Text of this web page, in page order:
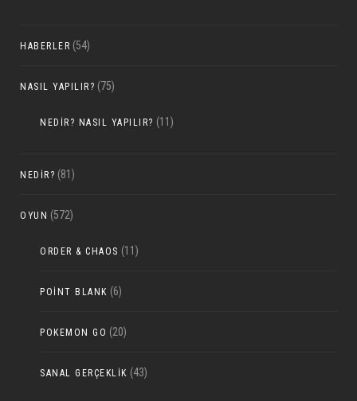
HABERLER (54)
NASIL YAPILIR? (75)
NEDIR? NASIL YAPILIR? (11)
NEDIR? (81)
OYUN (572)
ORDER & CHAOS (11)
POINT BLANK (6)
POKEMON GO (20)
SANAL GERÇEKLIK (43)